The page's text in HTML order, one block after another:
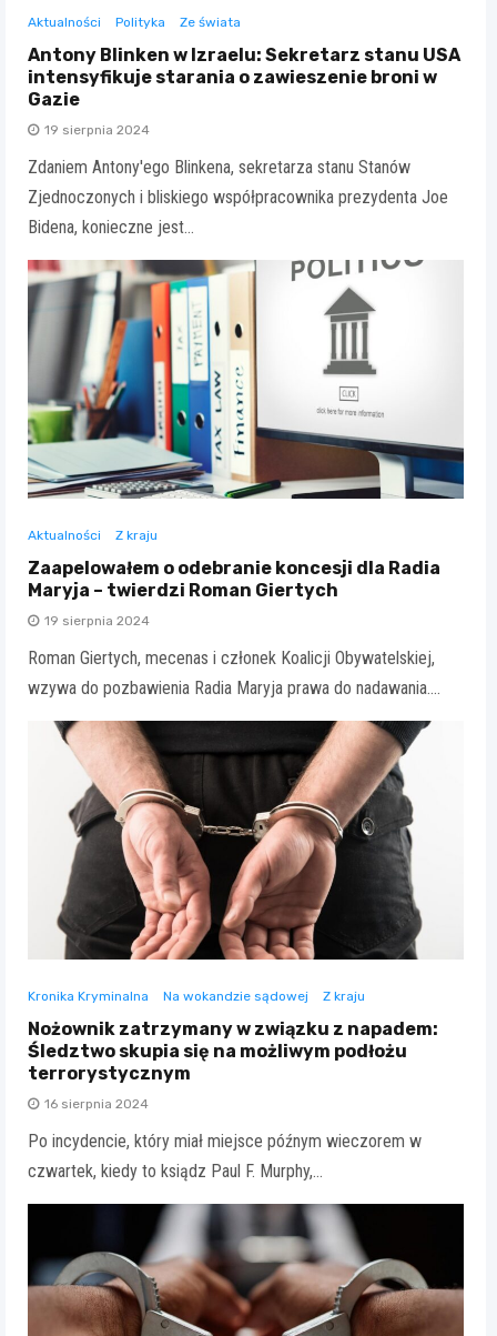
Aktualności Polityka Ze świata
Antony Blinken w Izraelu: Sekretarz stanu USA
intensyfikuje starania o zawieszenie broni w
Gazie
19 sierpnia 2024
Zdaniem Antony'ego Blinkena, sekretarza stanu Stanów
Zjednoczonych i bliskiego współpracownika prezydenta Joe
Bidena, konieczne jest…
Aktualności Z kraju
Zaapelowałem o odebranie koncesji dla Radia
Maryja – twierdzi Roman Giertych
19 sierpnia 2024
Roman Giertych, mecenas i członek Koalicji Obywatelskiej,
wzywa do pozbawienia Radia Maryja prawa do nadawania.…
Kronika Kryminalna Na wokandzie sądowej Z kraju
Nożownik zatrzymany w związku z napadem:
Śledztwo skupia się na możliwym podłożu
terrorystycznym
16 sierpnia 2024
Po incydencie, który miał miejsce późnym wieczorem w
czwartek, kiedy to ksiądz Paul F. Murphy,…